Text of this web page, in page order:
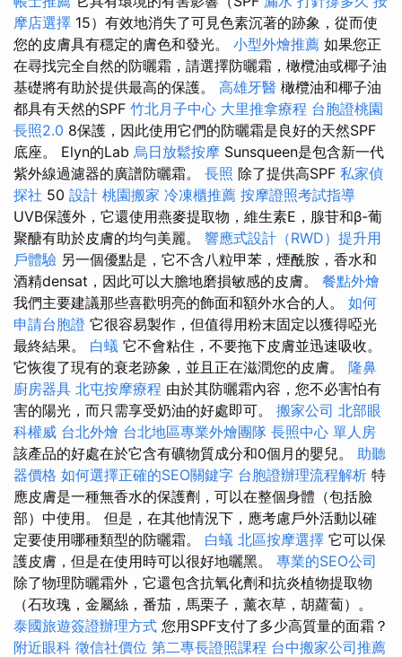
摩店選擇 15）有效地消失了可見色素沉著的跡象，從而使
您的皮膚具有穩定的膚色和發光。 小型外燴推薦 如果您正
在尋找完全自然的防曬霜，請選擇防曬霜，橄欖油或椰子油
基礎將有助於提供最高的保護。 高雄牙醫 橄欖油和椰子油
都具有天然的SPF 竹北月子中心 大里推拿療程 台胞證桃園
長照2.0 8保護，因此使用它們的防曬霜是良好的天然SPF
底座。 Elyn的Lab 烏日放鬆按摩 Sunsqueen是包含新一代
紫外線過濾器的廣譜防曬霜。 長照 除了提供高SPF 私家偵
探社 50 設計 桃園搬家 冷凍櫃推薦 按摩證照考試指導
UVB保護外，它還使用燕麥提取物，維生素E，腺苷和β-葡
聚醣有助於皮膚的均勻美麗。 響應式設計（RWD）提升用
戶體驗 另一個優點是，它不含八粒甲苯，煙酰胺，香水和
酒精densat，因此可以大膽地磨損敏感的皮膚。 餐點外燴
我們主要建議那些喜歡明亮的飾面和額外水合的人。 如何
申請台胞證 它很容易製作，但值得用粉末固定以獲得啞光
最終結果。 白蟻 它不會粘住，不要拖下皮膚並迅速吸收。
它恢復了現有的衰老跡象，並且正在滋潤您的皮膚。 隆鼻
廚房器具 北屯按摩療程 由於其防曬霜內容，您不必害怕有
害的陽光，而只需享受奶油的好處即可。 搬家公司 北部眼
科權威 台北外燴 台北地區專業外燴團隊 長照中心 單人房
該產品的好處在於它含有礦物質成分和0個月的嬰兒。 助聽
器價格 如何選擇正確的SEO關鍵字 台胞證辦理流程解析 特
應皮膚是一種無香水的保護劑，可以在整個身體（包括臉
部）中使用。 但是，在其他情況下，應考慮戶外活動以確
定要使用哪種類型的防曬霜。 白蟻 北區按摩選擇 它可以保
護皮膚，但是在使用時可以很好地曬黑。 專業的SEO公司
除了物理防曬霜外，它還包含抗氧化劑和抗炎植物提取物
（石玫瑰，金屬絲，番茄，馬栗子，薰衣草，胡蘿蔔）。
泰國旅遊簽證辦理方式 您用SPF支付了多少高質量的面霜？
附近眼科 徵信社價位 第二專長證照課程 台中搬家公司推薦